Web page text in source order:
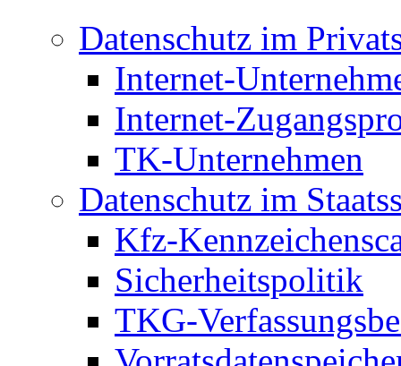
Datenschutz im
Internet-
Internet-
TK-Unternehmen
Datenschutz im
Kfz-
Sicherheitspolitik
TKG-